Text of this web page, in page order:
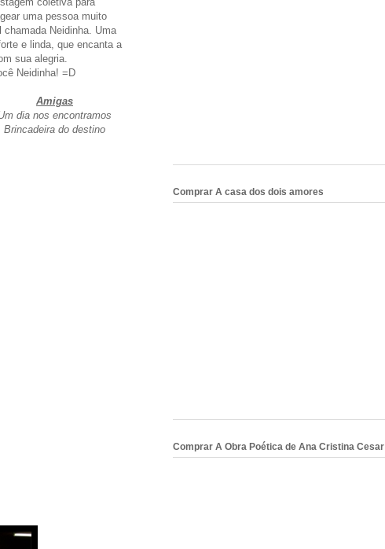
uma pessoa muito
chamada Neidinha. Uma
e linda, que encanta a
sua alegria.
Neidinha! =D
Amigas
dia nos encontramos
Brincadeira do destino
Comprar A casa dos dois amores
Comprar A Obra Poética de Ana Cristina Cesar